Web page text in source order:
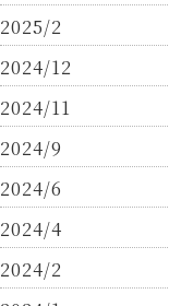
2025/2
2024/12
2024/11
2024/9
2024/6
2024/4
2024/2